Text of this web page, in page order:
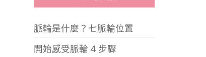
脈輪是什麼？七脈輪位置
開始感受脈輪 4 步驟